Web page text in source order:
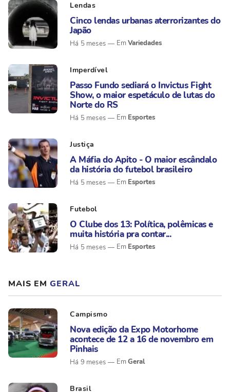
Lendas
Cinco lendas urbanas aterrorizantes do
Japão
Há 5 meses Variedades
Imperdível
Passo Fundo sediará o Invictus Fight
Show, o maior espetáculo de lutas do
Norte do RS
Há 5 meses Esportes
Justiça
A Máfia do Apito - O maior escândalo
da história do futebol brasileiro
Há 5 meses Esportes
Futebol
O Clube dos 13: Política, polêmicas e
muita história pra contar...
Há 5 meses Esportes
MAIS EM GERAL
Campismo
Nova edição da Expo Motorhome
acontece de 12 a 16 de novembro em
Pinhais
Há 9 meses Geral
Brasil